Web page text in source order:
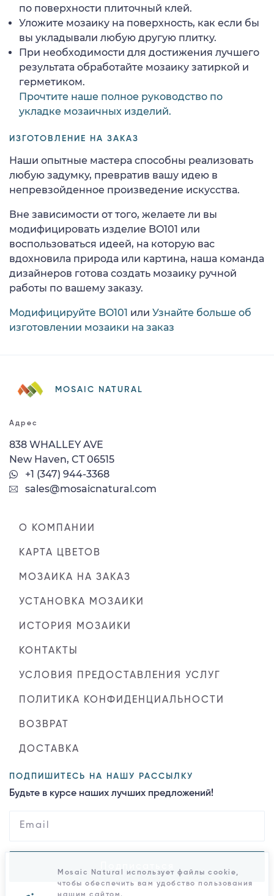
по поверхности плиточный клей.
Уложите мозаику на поверхность, как если бы
вы укладывали любую другую плитку.
При необходимости для достижения лучшего
результата обработайте мозаику затиркой и
герметиком.
Прочтите наше полное руководство по
укладке мозаичных изделий.
ИЗГОТОВЛЕНИЕ НА ЗАКАЗ
Наши опытные мастера способны реализовать
любую задумку, превратив вашу идею в
непревзойденное произведение искусства.
Вне зависимости от того, желаете ли вы
модифицировать изделие BO101 или
воспользоваться идеей, на которую вас
вдохновила природа или картина, наша команда
дизайнеров готова создать мозаику ручной
работы по вашему заказу.
Модифицируйте BO101 или Узнайте больше об
изготовлении мозаики на заказ
MOSAIC NATURAL
Адрес
838 WHALLEY AVE
New Haven, CT 06515
+1 (347) 944-3368
sales@mosaicnatural.com
О КОМПАНИИ
КАРТА ЦВЕТОВ
МОЗАИКА НА ЗАКАЗ
УСТАНОВКА МОЗАИКИ
ИСТОРИЯ МОЗАИКИ
КОНТАКТЫ
УСЛОВИЯ ПРЕДОСТАВЛЕНИЯ УСЛУГ
ПОЛИТИКА КОНФИДЕНЦИАЛЬНОСТИ
ВОЗВРАТ
ДОСТАВКА
ПОДПИШИТЕСЬ НА НАШУ РАССЫЛКУ
Будьте в курсе наших лучших предложений!
Mosaic Natural использует файлы cookie,
чтобы обеспечить вам удобство пользования